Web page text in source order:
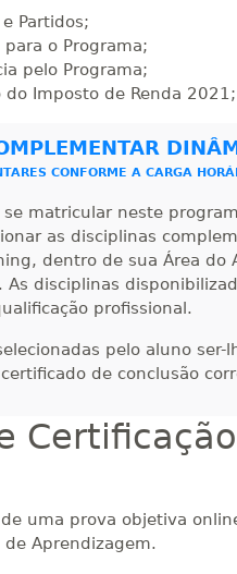
120dias
120dias
120 dias
150dias
150dias
150dias
Partidos;
o Programa;
pelo Programa;
do Imposto de Renda 2021;
CONFORME A CARGA
matricular neste
as disciplinas
dentro de sua Área do
As disciplinas
profissional.
pelo aluno
de conclusão
Certificação
uma prova objetiva
de Aprendizagem.